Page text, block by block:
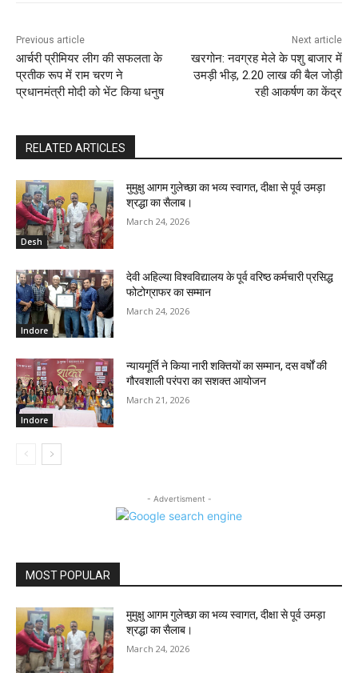
Previous article
आर्चरी प्रीमियर लीग की सफलता के
प्रतीक रूप में राम चरण ने
प्रधानमंत्री मोदी को भेंट किया धनुष
Next article
खरगोन: नवग्रह मेले के पशु बाजार में
उमड़ी भीड़, 2.20 लाख की बैल जोड़ी
रही आकर्षण का केंद्र
RELATED ARTICLES
Desh
मुमुक्षु आगम गुलेच्छा का भव्य स्वागत, दीक्षा से पूर्व उमड़ा
श्रद्धा का सैलाब।
March 24, 2026
Indore
देवी अहिल्या विश्वविद्यालय के पूर्व वरिष्ठ कर्मचारी प्रसिद्ध
फोटोग्राफर का सम्मान
March 24, 2026
Indore
न्यायमूर्ति ने किया नारी शक्तियों का सम्मान, दस वर्षों की
गौरवशाली परंपरा का सशक्त आयोजन
March 21, 2026
- Advertisment -
MOST POPULAR
मुमुक्षु आगम गुलेच्छा का भव्य स्वागत, दीक्षा से पूर्व उमड़ा
श्रद्धा का सैलाब।
March 24, 2026